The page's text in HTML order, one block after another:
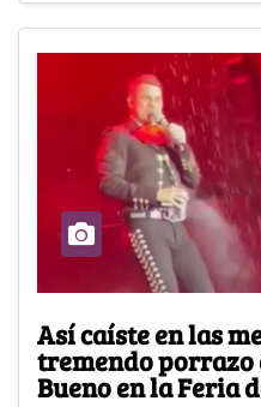
Así caíste en las
tremendo porrazo
Bueno en la Feria